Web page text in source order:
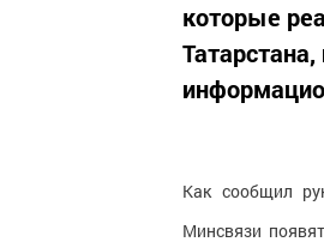
которые
Как сообщил
Минсвязи